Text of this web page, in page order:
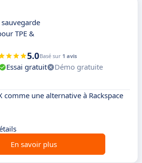
TPE &
5.0Basé sur 1 avis
Essai gratuit
Démo gratuite
comme une alternative à Rackspace
En savoir plus